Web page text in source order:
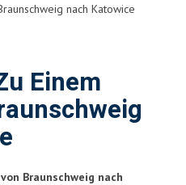
nach Katowice
Einem
Braunschweig nach